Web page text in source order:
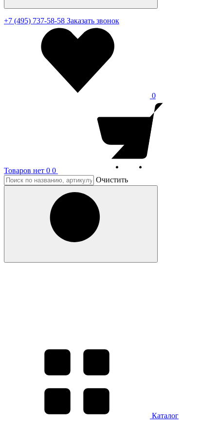
+7 (495) 737-58-58 Заказать звонок
0
Товаров нет 0 0
Очистить
Каталог